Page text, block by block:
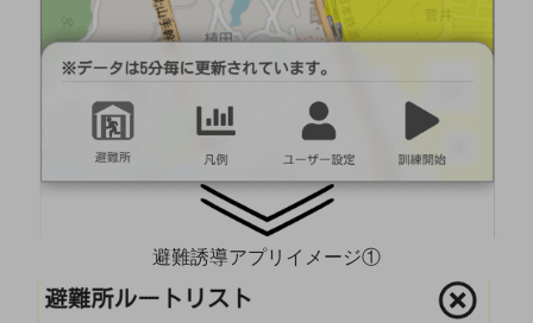
5G対応ホームルーター
通信モジュール製品
衛星携帯電話
IOT完了済みメーカーブランド製品
ドコモBiz データ無制限 ドコモ MAX ドコモ mini ドコモBiz かけ放題
ケータイプラン
避難誘導アプリイメージ①